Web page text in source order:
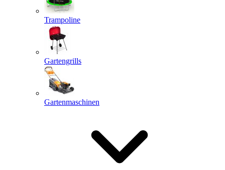
Trampoline
Gartengrills
Gartenmaschinen